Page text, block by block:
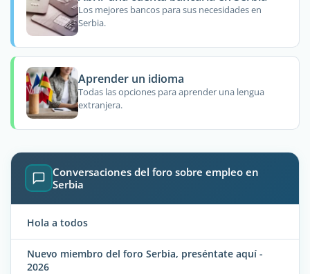
Los mejores bancos para sus necesidades en
Serbia.
Aprender un idioma
Todas las opciones para aprender una lengua
extranjera.
Conversaciones del foro sobre empleo en
Serbia
Hola a todos
Nuevo miembro del foro Serbia, preséntate aquí -
2026